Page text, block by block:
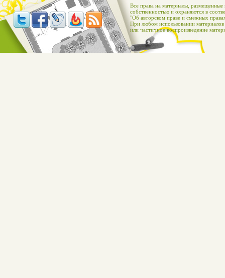
Все права на материалы, размещенные
собственностью и охраняются в
"Об авторском праве и смежных
При любом использовании
или частичное воспроизведение